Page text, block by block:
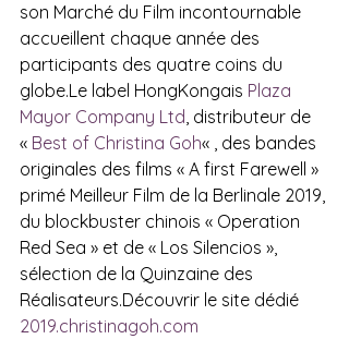
son Marché du Film incontournable
accueillent chaque année des
participants des quatre coins du
globe.Le label HongKongais Plaza
Mayor Company Ltd, distributeur de
« Best of Christina Goh« , des bandes
originales des films « A first Farewell »
primé Meilleur Film de la Berlinale 2019,
du blockbuster chinois « Operation
Red Sea » et de « Los Silencios »,
sélection de la Quinzaine des
Réalisateurs.Découvrir le site dédié
2019.christinagoh.com